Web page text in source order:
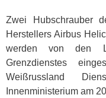
Zwei Hubschrauber
Herstellers Airbus
werden von den
Grenzdienstes
Weißrussland
Innenministerium am